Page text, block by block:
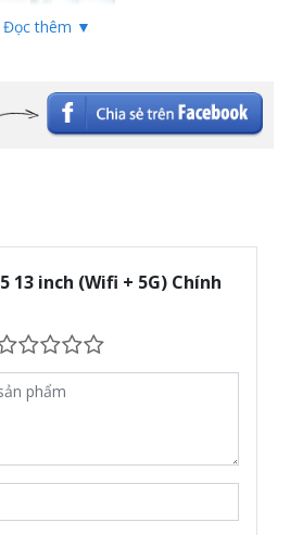
và Nhẹ Nhàng
dùng “wow” với thiết kế, và iPad
ngoại lệ. Với độ mỏng chỉ 6.1mm,
tinh tế và trọng lượng nhẹ chưa
hình lớn 13 inch, chiếc iPad này
và hiện đại. Đặc biệt, thiết kế tối giản
13 inch (Wifi + 5G) Chính